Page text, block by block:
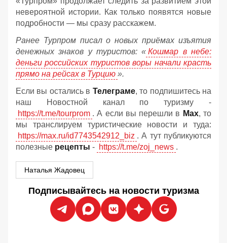
невероятной истории. Как только появятся новые
подробности — мы сразу расскажем.
Ранее Турпром писал о новых приёмах изъятия
денежных знаков у туристов: « Кошмар в небе:
деньги российских туристов воры начали красть
прямо на рейсах в Турцию ».
Если вы остались в Телеграме, то подпишитесь на
наш Новостной канал по туризму -
https://t.me/tourprom . А если вы перешли в Мах, то
мы транслируем туристические новости и туда:
https://max.ru/id7743542912_biz . А тут публикуются
полезные рецепты - https://t.me/zoj_news .
Наталья Жадовец
Подписывайтесь на новости туризма